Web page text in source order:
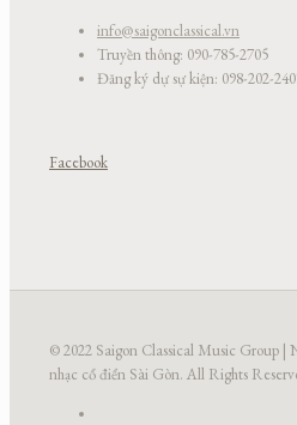
info@saigonclassical.vn
Truyền thông: 090-785-2705
Đăng ký dự sự kiện: 098-202-
Facebook
© 2022 Saigon Classical Music Group |
nhạc cổ điển Sài Gòn. All Rights